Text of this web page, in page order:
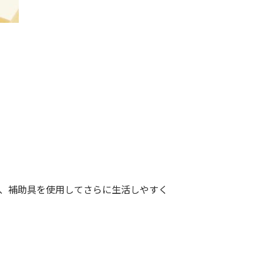
補助具を使用してさらに生活しやすく